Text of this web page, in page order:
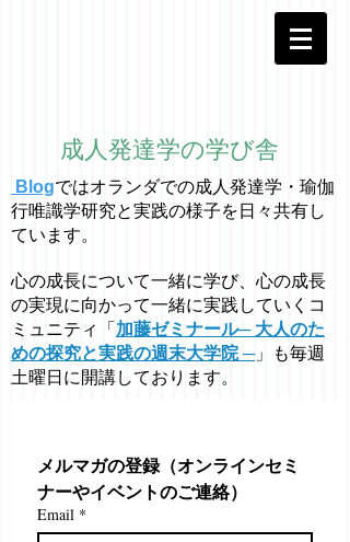
成人発達学の学び舎
Blogではオラ ンダでの成人発達学・ 瑜伽
行唯識学研究と実践の様子を日々共有し
ています。
心の成長について一緒に学び、心の成長
の実現に向かって一緒に実践していくコ
ミュニティ「 加藤ゼミナール─ 大人のた
めの探究と実践の週末大学院 ─」も毎週
土曜日に開講しております。
メルマガの登録（オンラインセミ
ナーやイベントのご連絡）
Email *